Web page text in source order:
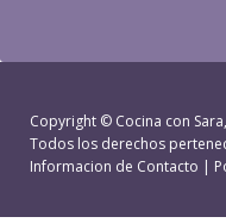
Copyright © Cocina con Sara
Todos los derechos
Informacion de Contacto |